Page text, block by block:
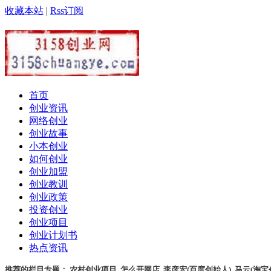
收藏本站 | Rss订阅
首页
创业资讯
网络创业
创业故事
小本创业
如何创业
创业加盟
创业教训
创业政策
投资创业
创业项目
创业计划书
热点资讯